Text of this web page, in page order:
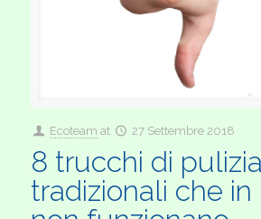
Ecoteam at 27 Settembre 2018
8 trucchi di pulizia
tradizionali che in